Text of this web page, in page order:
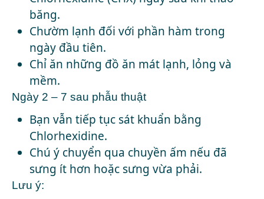
băng.
Chườm lạnh đối với phần hàm trong
ngày đầu tiên.
Chỉ ăn những đồ ăn mát lạnh, lỏng và
mềm.
Ngày 2 – 7 sau phẫu thuật
Bạn vẫn tiếp tục sát khuẩn bằng
Chlorhexidine.
Chú ý chuyển qua chuyền ấm nếu đã
sưng ít hơn hoặc sưng vừa phải.
Lưu ý: